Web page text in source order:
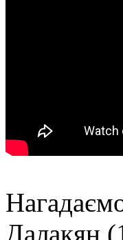
Далакян